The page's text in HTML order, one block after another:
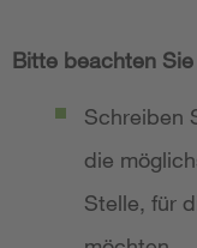
Bitte beachten
Schreiben
die
Stelle, für